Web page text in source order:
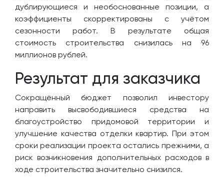
дублирующиеся и необоснованные позиции, а
коэффициенты скорректированы с учётом
сезонности работ. В результате общая
стоимость строительства снизилась на 96
миллионов рублей.
Результат для заказчика
Сокращённый бюджет позволил инвестору
направить высвободившиеся средства на
благоустройство придомовой территории и
улучшение качества отделки квартир. При этом
сроки реализации проекта остались прежними, а
риск возникновения дополнительных расходов в
ходе строительства значительно снизился.